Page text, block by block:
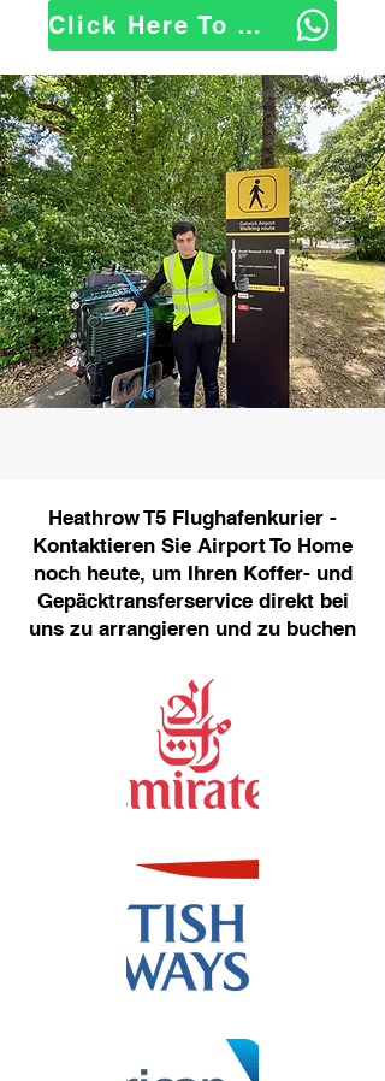
Click Here To WhatsApp Us
Heathrow T5 Flughafenkurier -
Kontaktieren Sie Airport To Home
noch heute, um Ihren Koffer- und
Gepäcktransferservice direkt bei
uns zu arrangieren und zu buchen